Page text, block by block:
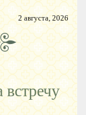
2 августа, 2026